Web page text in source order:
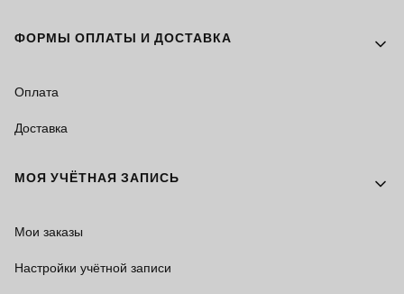
ФОРМЫ ОПЛАТЫ И ДОСТАВКА
Оплата
Доставка
МОЯ УЧЁТНАЯ ЗАПИСЬ
Мои заказы
Настройки учётной записи